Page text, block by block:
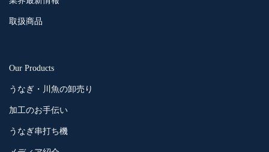
取扱商品
Our Products
うなぎ・川魚の卸売り
加工のお手伝い
うなぎ串打ち機